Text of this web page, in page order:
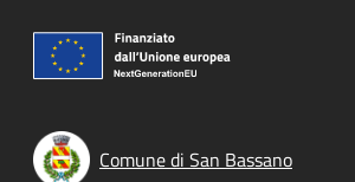
Comune di San Bassano